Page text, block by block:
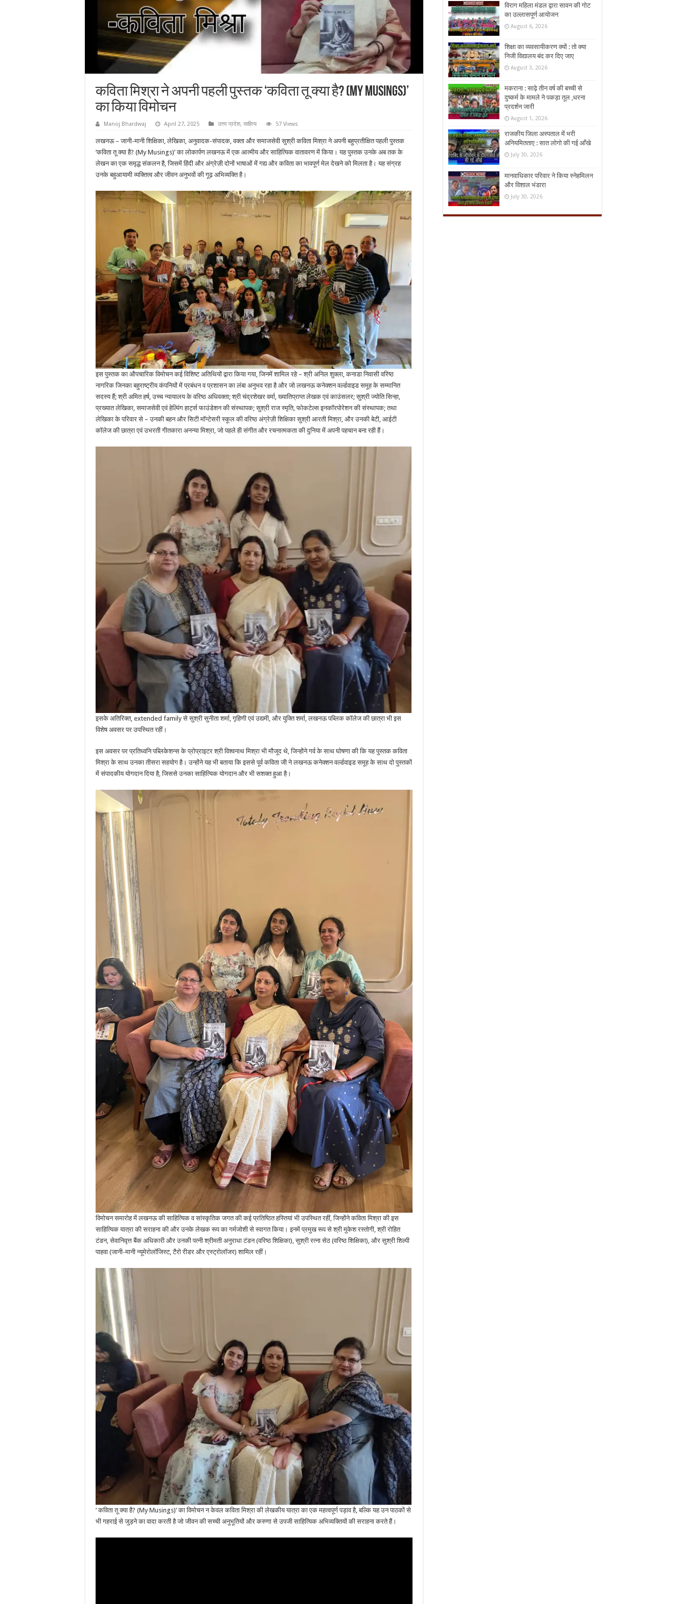
कविता मिश्रा ने अपनी पहली पुस्तक ‘कविता तू क्या है? (My Musings)’
का किया विमोचन
Manoj Bhardwaj April 27, 2025 उत्तर प्रदेश, साहित्य 57 Views
लखनऊ – जानी-मानी शिक्षिका, लेखिका, अनुवादक-संपादक, वक्ता और समाजसेवी सुश्री कविता मिश्रा ने अपनी बहुप्रतीक्षित पहली पुस्तक
‘कविता तू क्या है? (My Musings)’ का लोकार्पण लखनऊ में एक आत्मीय और साहित्यिक वातावरण में किया। यह पुस्तक उनके अब तक के
लेखन का एक समृद्ध संकलन है, जिसमें हिंदी और अंग्रेज़ी दोनों भाषाओं में गद्य और कविता का भावपूर्ण मेल देखने को मिलता है। यह संग्रह
उनके बहुआयामी व्यक्तित्व और जीवन अनुभवों की गूढ़ अभिव्यक्ति है।
इस पुस्तक का औपचारिक विमोचन कई विशिष्ट अतिथियों द्वारा किया गया, जिनमें शामिल रहे – श्री अनिल शुक्ला, कनाडा निवासी वरिष्ठ
नागरिक जिनका बहुराष्ट्रीय कंपनियों में प्रबंधन व प्रशासन का लंबा अनुभव रहा है और जो लखनऊ कनेक्शन वर्ल्डवाइड समूह के सम्मानित
सदस्य हैं; श्री अमित हर्ष, उच्च न्यायालय के वरिष्ठ अधिवक्ता; श्री चंद्रशेखर वर्मा, ख्यातिप्राप्त लेखक एवं काउंसलर; सुश्री ज्योति सिन्हा,
प्रख्यात लेखिका, समाजसेवी एवं हेल्पिंग हार्ट्स फाउंडेशन की संस्थापक; सुश्री राज स्मृति, फोकटेल्स इनकॉरपोरेशन की संस्थापक; तथा
लेखिका के परिवार से – उनकी बहन और सिटी मॉन्टेसरी स्कूल की वरिष्ठ अंग्रेज़ी शिक्षिका सुश्री आरती मिश्रा, और उनकी बेटी, आईटी
कॉलेज की छात्रा एवं उभरती गीतकारा अनन्या मिश्रा, जो पहले ही संगीत और रचनात्मकता की दुनिया में अपनी पहचान बना रही हैं।
इसके अतिरिक्त, extended family से सुश्री सुनीता शर्मा, गृहिणी एवं उद्यमी, और युक्ति शर्मा, लखनऊ पब्लिक कॉलेज की छात्रा भी इस
विशेष अवसर पर उपस्थित रहीं।
इस अवसर पर प्रतिध्वनि पब्लिकेशन्स के प्रोप्राइटर श्री विश्वनाथ मिश्रा भी मौजूद थे, जिन्होंने गर्व के साथ घोषणा की कि यह पुस्तक कविता
मिश्रा के साथ उनका तीसरा सहयोग है। उन्होंने यह भी बताया कि इससे पूर्व कविता जी ने लखनऊ कनेक्शन वर्ल्डवाइड समूह के साथ दो पुस्तकों
में संपादकीय योगदान दिया है, जिससे उनका साहित्यिक योगदान और भी सशक्त हुआ है।
विमोचन समारोह में लखनऊ की साहित्यिक व सांस्कृतिक जगत की कई प्रतिष्ठित हस्तियां भी उपस्थित रहीं, जिन्होंने कविता मिश्रा की इस
साहित्यिक यात्रा की सराहना की और उनके लेखक रूप का गर्मजोशी से स्वागत किया। इनमें प्रमुख रूप से श्री मुकेश रस्तोगी, श्री रोहित
टंडन, सेवानिवृत्त बैंक अधिकारी और उनकी पत्नी श्रीमती अनुराधा टंडन (वरिष्ठ शिक्षिका), सुश्री रत्ना सेठ (वरिष्ठ शिक्षिका), और सुश्री शिल्पी
पाहवा (जानी-मानी न्यूमेरोलॉजिस्ट, टैरो रीडर और एस्ट्रोलॉजर) शामिल रहीं।
‘ कविता तू क्या है? (My Musings)’ का विमोचन न केवल कविता मिश्रा की लेखकीय यात्रा का एक महत्वपूर्ण पड़ाव है, बल्कि यह उन पाठकों से
भी गहराई से जुड़ने का वादा करती है जो जीवन की सच्ची अनुभूतियों और करुणा से उपजी साहित्यिक अभिव्यक्तियों की सराहना करते हैं।
विराग महिला मंडल द्वारा सावन की गोट
का उल्लासपूर्ण आयोजन
August 6, 2026
शिक्षा का व्यवसायीकरण क्यों : तो क्या
निजी विद्यालय बंद कर दिए जाए
August 3, 2026
मकराना : साढ़े तीन वर्ष की बच्ची से
दुष्कर्म के मामले ने पकड़ा तूल ,धरना
प्रदर्शन जारी
August 1, 2026
राजकीय जिला अस्पताल में भरी
अनियमितताए : सात लोगो की गई आँखे
July 30, 2026
मानवाधिकार परिवार ने किया स्नेहमिलन
और विशाल भंडारा
July 30, 2026